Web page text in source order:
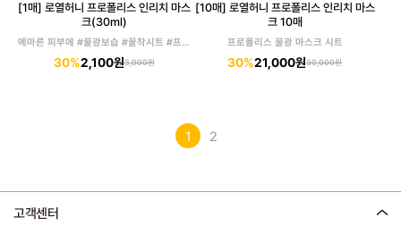
[1매] 로열허니 프로폴리스 인리치 마스
크(30ml)
메마른 피부에 #꿀광보습 #꿀착시트 #프폴
30%2,100원3,000원
[10매] 로열허니 프로폴리스 인리치 마스
크 10매
프로폴리스 꿀광 마스크 시트
30%21,000원30,000원
1 2
고객센터